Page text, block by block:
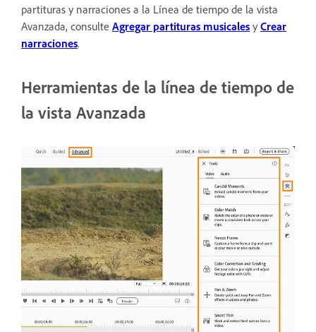
partituras y narraciones a la Línea de tiempo de la vista
Avanzada, consulte Agregar partituras musicales y Crear
narraciones.
Herramientas de la línea de tiempo de
la vista Avanzada